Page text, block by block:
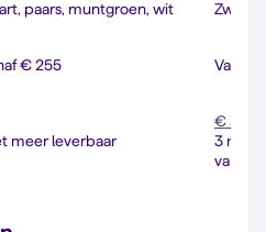
paars, muntgroen, wit Zwart,
€ 255 Vanaf
meer leverbaar
€ 360
3 mei:
van